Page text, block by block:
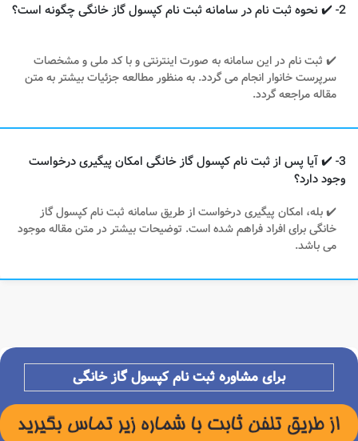
2- ✔️ نحوه ثبت نام در سامانه ثبت نام کپسول گاز خانگی چگونه است؟
✔️ ثبت نام در این سامانه به صورت اینترنتی و با کد ملی و مشخصات
سرپرست خانوار انجام می گردد. به منظور مطالعه جزئیات بیشتر به متن
مقاله مراجعه گردد.
3- ✔️ آیا پس از ثبت نام کپسول گاز خانگی امکان پیگیری درخواست
وجود دارد؟
✔️ بله، امکان پیگیری درخواست از طریق سامانه ثبت نام کپسول گاز
خانگی برای افراد فراهم شده است. توضیحات بیشتر در متن مقاله موجود
می باشد.
برای مشاوره ثبت نام کپسول گاز خانگی